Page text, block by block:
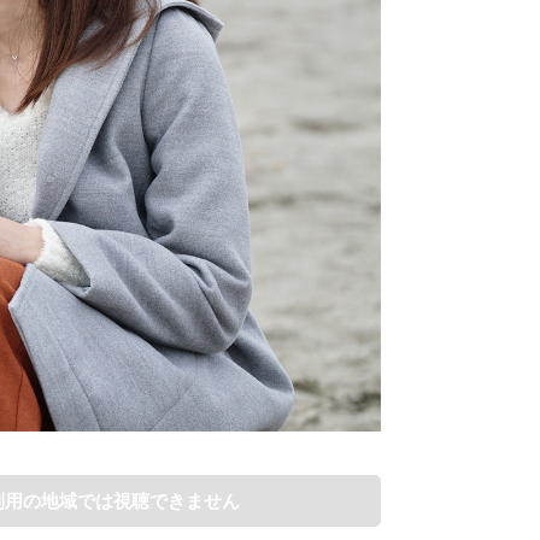
用の地域では視聴できません